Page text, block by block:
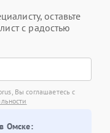
оставьте
с радостью
Вы соглашаетесь с
Омске: